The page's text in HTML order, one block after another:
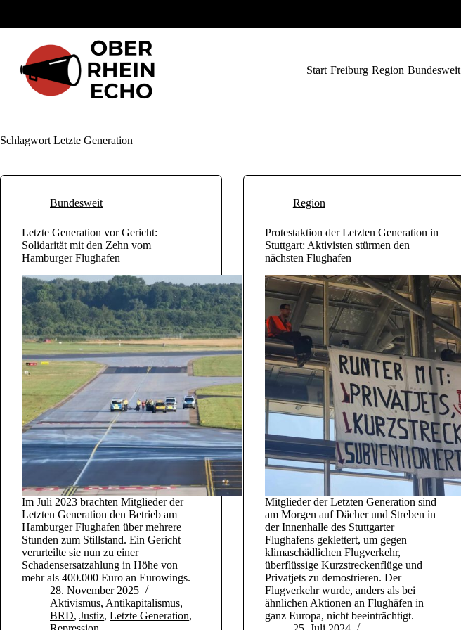
springen
Start Freiburg Region Bundesweit
Schlagwort Letzte Generation
Bundesweit
Letzte Generation vor Gericht:
Solidarität mit den Zehn vom
Hamburger Flughafen
Im Juli 2023 brachten Mitglieder der
Letzten Generation den Betrieb am
Hamburger Flughafen über mehrere
Stunden zum Stillstand. Ein Gericht
verurteilte sie nun zu einer
Schadensersatzahlung in Höhe von
mehr als 400.000 Euro an Eurowings.
28. November 2025
Aktivismus, Antikapitalismus,
BRD, Justiz, Letzte Generation,
Region
Protestaktion der Letzten Generation in
Stuttgart: Aktivisten stürmen den
nächsten Flughafen
Mitglieder der Letzten Generation sind
am Morgen auf Dächer und Streben in
der Innenhalle des Stuttgarter
Flughafens geklettert, um gegen
klimaschädlichen Flugverkehr,
überflüssige Kurzstreckenflüge und
Privatjets zu demostrieren. Der
Flugverkehr wurde, anders als bei
ähnlichen Aktionen an Flughäfen in
ganz Europa, nicht beeinträchtigt.